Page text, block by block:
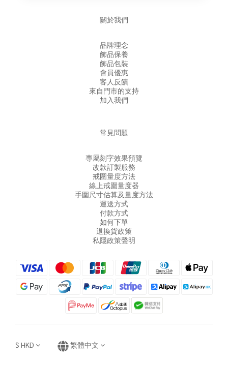
關於我們
品牌理念
飾品保養
飾品包裝
會員優惠
客人反饋
來自門市的支持
加入我們
常見問題
專屬刻字效果預覽
改款訂製服務
戒圍量度方法
線上戒圍量度器
手圍尺寸估算及量度方法
運送方式
付款方式
如何下單
退換貨政策
私隱政策聲明
$ HKD 繁體中文